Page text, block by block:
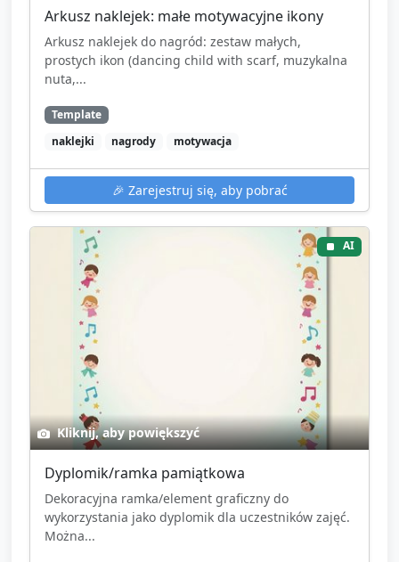
Arkusz naklejek: małe motywacyjne ikony
Arkusz naklejek do nagród: zestaw małych,
prostych ikon (dancing child with scarf, muzykalna
nuta,...
Template
naklejki
nagrody motywacja
🎉 Zarejestruj się, aby pobrać
AI
Kliknij, aby powiększyć
Dyplomik/ramka pamiątkowa
Dekoracyjna ramka/element graficzny do
wykorzystania jako dyplomik dla uczestników zajęć.
Można...